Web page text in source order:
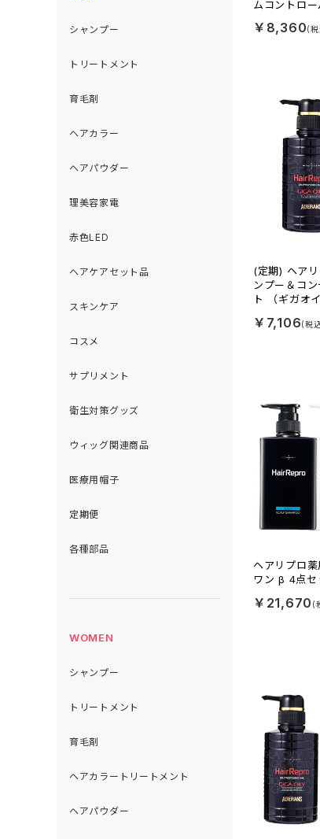
シャンプー
トリートメント
育毛剤
ヘアカラー
ヘアパウダー
理美容家電
赤色LED
ヘアケアセット品
スキンケア
コスメ
サプリメント
衛生対策グッズ
ウィッグ関連商品
医療用帽子
定期便
各種部品
WOMEN
シャンプー
トリートメント
育毛剤
ヘアカラートリートメント
ヘアパウダー
ムコントロー
￥8,360
(定期) ヘア
ンプー＆コ
ト （ギガオ
￥7,106
ヘアリプロ
ワン β 4点セ
￥21,670